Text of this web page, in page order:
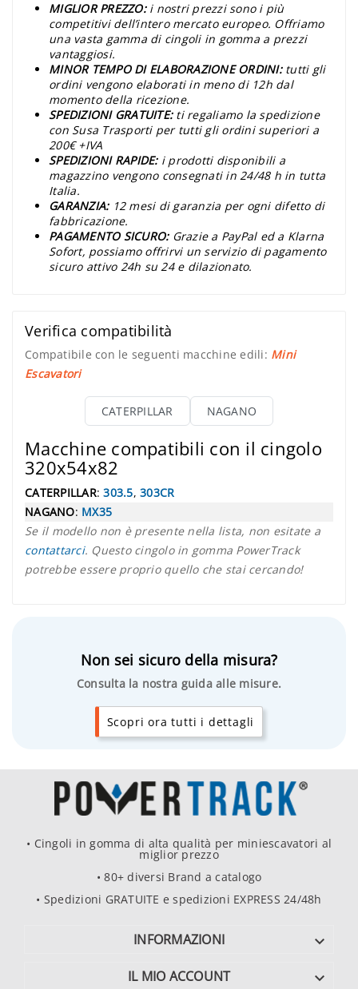
MIGLIOR PREZZO: i nostri prezzi sono i più
competitivi dell’intero mercato europeo. Offriamo
una vasta gamma di cingoli in gomma a prezzi
vantaggiosi.
MINOR TEMPO DI ELABORAZIONE ORDINI: tutti gli
ordini vengono elaborati in meno di 12h dal
momento della ricezione.
SPEDIZIONI GRATUITE: ti regaliamo la spedizione
con Susa Trasporti per tutti gli ordini superiori a
200€ +IVA
SPEDIZIONI RAPIDE: i prodotti disponibili a
magazzino vengono consegnati in 24/48 h in tutta
Italia.
GARANZIA: 12 mesi di garanzia per ogni difetto di
fabbricazione.
PAGAMENTO SICURO: Grazie a PayPal ed a Klarna
Sofort, possiamo offrirvi un servizio di pagamento
sicuro attivo 24h su 24 e dilazionato.
Verifica compatibilità
Compatibile con le seguenti macchine edili: Mini
Escavatori
CATERPILLAR NAGANO
Macchine compatibili con il cingolo
320x54x82
CATERPILLAR:303.5, 303CR
NAGANO: MX35
Se il modello non è presente nella lista, non esitate a
contattarci. Questo cingolo in gomma PowerTrack
potrebbe essere proprio quello che stai cercando!
Non sei sicuro della misura?
Consulta la nostra guida alle misure.
Scopri ora tutti i dettagli
• Cingoli in gomma di alta qualità per miniescavatori al
miglior prezzo
• 80+ diversi Brand a catalogo
• Spedizioni GRATUITE e spedizioni EXPRESS 24/48h
INFORMAZIONI 
IL MIO ACCOUNT 